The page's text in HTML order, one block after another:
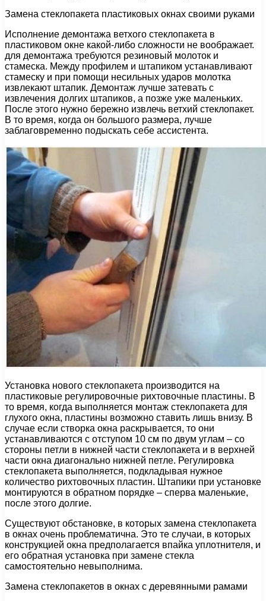
Замена стеклопакета пластиковых окнах своими руками
Исполнение демонтажа ветхого стеклопакета в
пластиковом окне какой-либо сложности не воображает.
для демонтажа требуются резиновый молоток и
стамеска. Между профилем и штапиком устанавливают
стамеску и при помощи несильных ударов молотка
извлекают штапик. Демонтаж лучше затевать с
извлечения долгих штапиков, а позже уже маленьких.
После этого нужно бережно извлечь ветхий стеклопакет.
В то время, когда он большого размера, лучше
заблаговременно подыскать себе ассистента.
Установка нового стеклопакета производится на
пластиковые регулировочные рихтовочные пластины. В
то время, когда выполняется монтаж стеклопакета для
глухого окна, пластины возможно ставить лишь внизу. В
случае если створка окна раскрывается, то они
устанавливаются с отступом 10 см по двум углам – со
стороны петли в нижней части стеклопакета и в верхней
части окна диагонально нижней петле. Регулировка
стеклопакета выполняется, подкладывая нужное
количество рихтовочных пластин. Штапики при установке
монтируются в обратном порядке – сперва маленькие,
после этого долгие.
Существуют обстановке, в которых замена стеклопакета
в окнах очень проблематична. Это те случаи, в которых
конструкцией окна предполагается впайка уплотнителя, и
его обратная установка при замене стекла
самостоятельно невыполнима.
Замена стеклопакетов в окнах с деревянными рамами